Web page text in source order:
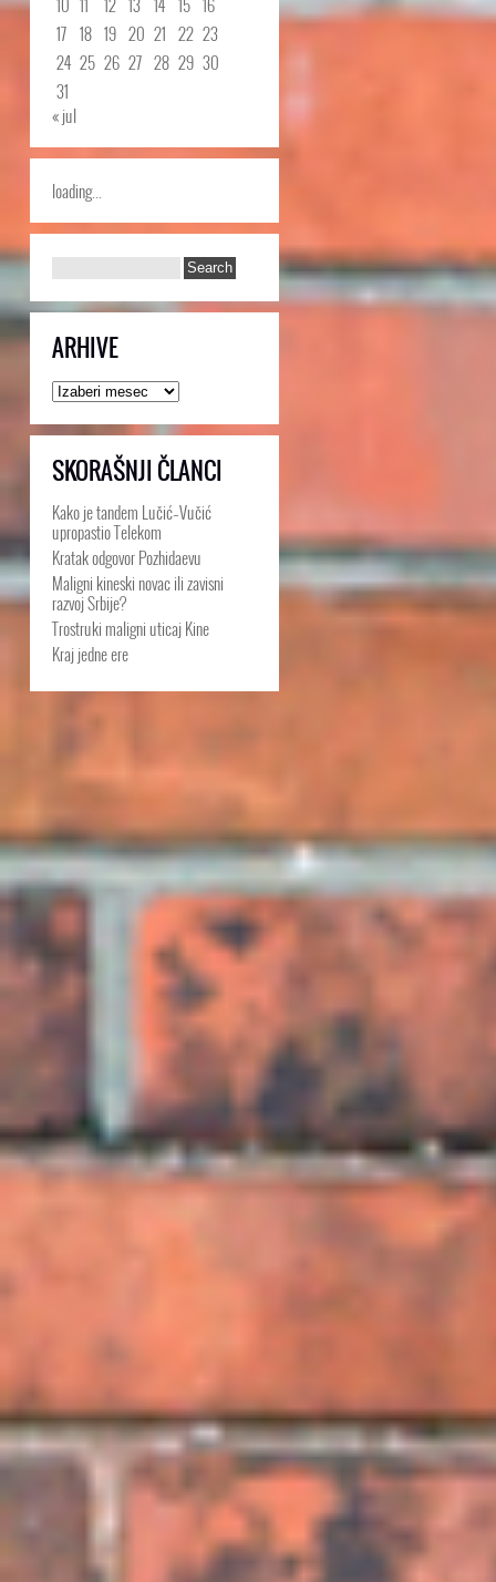
17 18 19 20 21 22 23
24 25 26 27 28 29 30
31
« jul
loading...
ARHIVE
Arhive
SKORAŠNJI ČLANCI
Kako je tandem Lučić–Vučić
upropastio Telekom
Kratak odgovor Pozhidaevu
Maligni kineski novac ili zavisni
razvoj Srbije?
Trostruki maligni uticaj Kine
Kraj jedne ere